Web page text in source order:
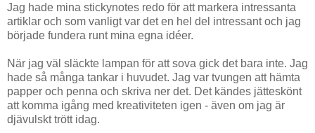
Jag hade mina stickynotes redo för att markera intressanta
artiklar och som vanligt var det en hel del intressant och jag
började fundera runt mina egna idéer.
När jag väl släckte lampan för att sova gick det bara inte. Jag
hade så många tankar i huvudet. Jag var tvungen att hämta
papper och penna och skriva ner det. Det kändes jätteskönt
att komma igång med kreativiteten igen - även om jag är
djävulskt trött idag.